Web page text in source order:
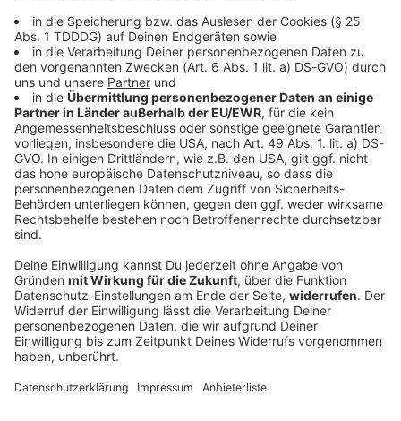
DAS KÖNNTE DICH AUCH INTERESSIEREN
Bayern
Bayern stöhnen wieder über Hitze
Der Start in die neue Woche wird heiß und gewittrig.